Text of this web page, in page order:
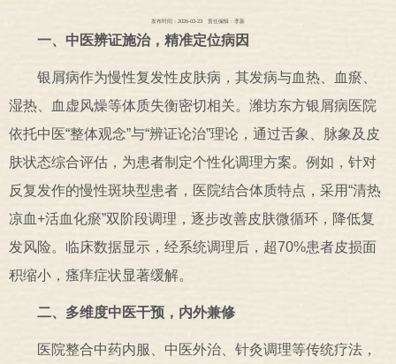
发布时间：2026-03-23 责任编辑：李新
一、中医辨证施治，精准定位病因
银屑病作为慢性复发性皮肤病，其发病与血热、血瘀、
湿热、血虚风燥等体质失衡密切相关。潍坊东方银屑病医院
依托中医“整体观念”与“辨证论治”理论，通过舌象、脉象及皮
肤状态综合评估，为患者制定个性化调理方案。例如，针对
反复发作的慢性斑块型患者，医院结合体质特点，采用“清热
凉血+活血化瘀”双阶段调理，逐步改善皮肤微循环，降低复
发风险。临床数据显示，经系统调理后，超70%患者皮损面
积缩小，瘙痒症状显著缓解。
二、多维度中医干预，内外兼修
医院整合中药内服、中医外治、针灸调理等传统疗法，